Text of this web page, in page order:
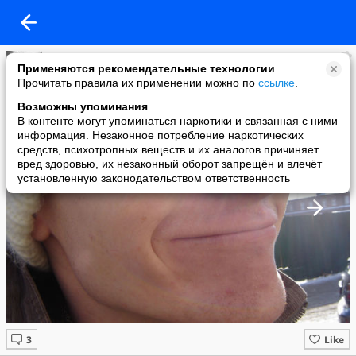
Применяются рекомендательные технологии
Прочитать правила их применении можно по ссылке
Возможны упоминания
В контенте могут упоминаться наркотики и связанная с ними
информация. Незаконное потребление наркотических
средств, психотропных веществ и их аналогов причиняет
вред здоровью, их незаконный оборот запрещён и влечёт
установленную законодательством ответственность
Куклев Иван Владимирович
added a photo
24 Feb в 23:17
Like